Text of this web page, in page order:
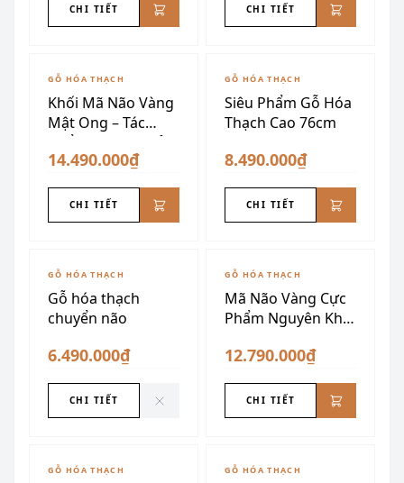
CHI TIẾT CHI TIẾT
GỖ HÓA THẠCH
Khối Mã Não Vàng
Mật Ong – Tác
Phẩm Phong Thủy
14.490.000₫
CHI TIẾT
GỖ HÓA THẠCH
Siêu Phẩm Gỗ Hóa
Thạch Cao 76cm
8.490.000₫
CHI TIẾT
ĐÃ SƯU TẦM
GỖ HÓA THẠCH
Gỗ hóa thạch
chuyển não
6.490.000₫
CHI TIẾT
GỖ HÓA THẠCH
Mã Não Vàng Cực
Phẩm Nguyên Khối
12.790.000₫
CHI TIẾT
GỖ HÓA THẠCH GỖ HÓA THẠCH